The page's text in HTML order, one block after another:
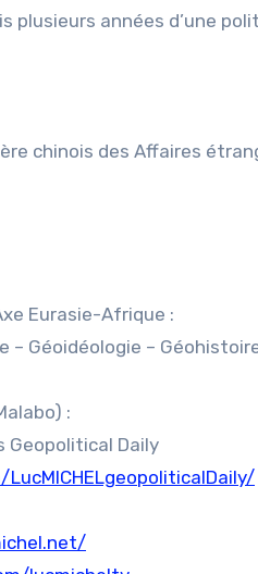
plusieurs années d’une
chinois des Affaires
Eurasie-Afrique :
– Géoidéologie –
:
Geopolitical Daily